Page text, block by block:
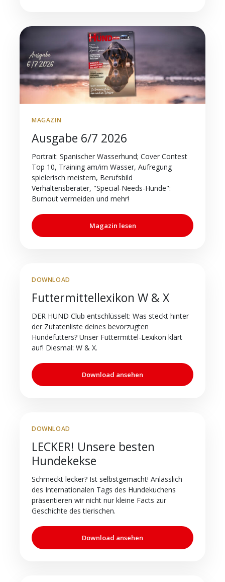
MAGAZIN
Ausgabe 6/7 2026
Portrait: Spanischer Wasserhund; Cover Contest
Top 10, Training am/im Wasser, Aufregung
spielerisch meistern, Berufsbild
Verhaltensberater, "Special-Needs-Hunde":
Burnout vermeiden und mehr!
Magazin lesen
DOWNLOAD
Futtermittellexikon W & X
DER HUND Club entschlüsselt: Was steckt hinter
der Zutatenliste deines bevorzugten
Hundefutters? Unser Futtermittel-Lexikon klärt
auf! Diesmal: W & X.
Download ansehen
DOWNLOAD
LECKER! Unsere besten
Hundekekse
Schmeckt lecker? Ist selbstgemacht! Anlässlich
des Internationalen Tags des Hundekuchens
präsentieren wir nicht nur kleine Facts zur
Geschichte des tierischen.
Download ansehen